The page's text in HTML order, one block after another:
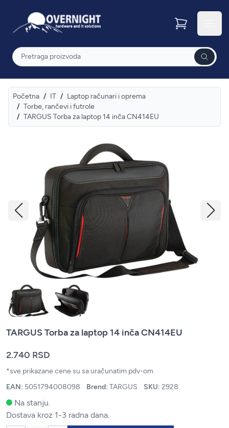
Overnight
Pretraga
Početna / IT / Laptop računari i oprema
/ Torbe, rančevi i futrole
/ TARGUS Torba za laptop 14 inča CN414EU
TARGUS Torba za laptop 14 inča CN414EU
2.740 RSD
*sve prikazane cene su sa uračunatim pdv-om
EAN: 5051794008098 Brend: TARGUS SKU: 2928
Na stanju.
Dostava kroz 1-3 radna dana.